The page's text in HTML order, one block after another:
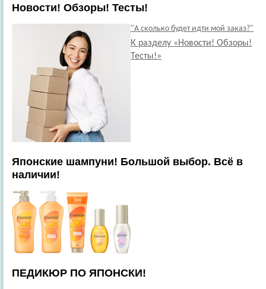
Новости! Обзоры! Тесты!
"А сколько будет идти мой заказ?"
К разделу «Новости! Обзоры!
Тесты!»
Японские шампуни! Большой выбор. Всё в
наличии!
ПЕДИКЮР ПО ЯПОНСКИ!